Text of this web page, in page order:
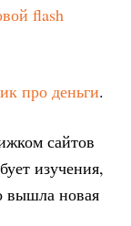
flash
про деньги.
сайтов
изучения,
вышла новая